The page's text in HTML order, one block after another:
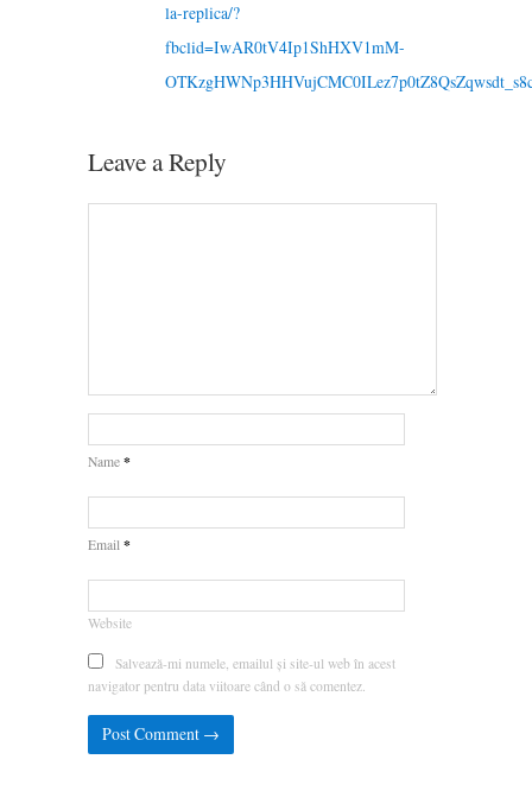
la-replica/?
fbclid=IwAR0tV4Ip1ShHXV1mM-
Leave a Reply
Name *
Email *
Website
Salvează-mi numele, emailul și site-ul web în acest
navigator pentru data viitoare când o să comentez.